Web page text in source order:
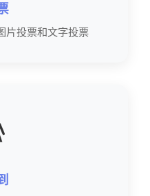
片投票和文字投票